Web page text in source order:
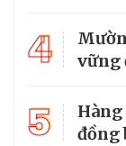
4
vững
5
đồng